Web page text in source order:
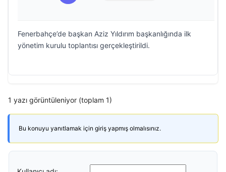
Fenerbahçe’de başkan Aziz Yıldırım başkanlığında ilk
yönetim kurulu toplantısı gerçekleştirildi.
1 yazı görüntüleniyor (toplam 1)
Bu konuyu yanıtlamak için giriş yapmış olmalısınız.